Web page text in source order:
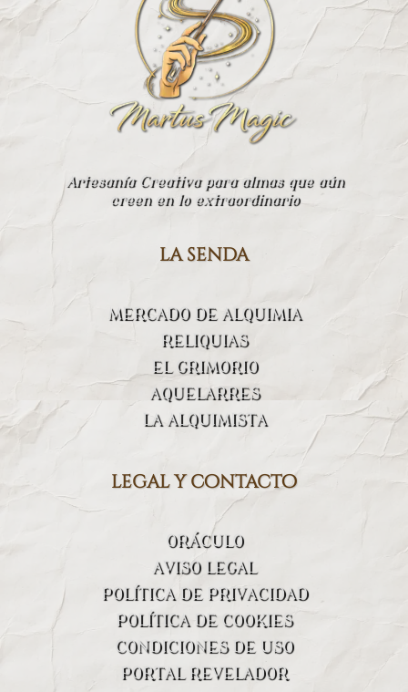
Artesanía Creativa para almas que aún
creen en lo extraordinario
la senda
MERCADO DE ALQUIMIA
RELIQUIAS
EL GRIMORIO
AQUELARRES
LA ALQUIMISTA
legal y contacto
ORÁCULO
AVISO LEGAL
POLÍTICA DE PRIVACIDAD
POLÍTICA DE COOKIES
CONDICIONES DE USO
PORTAL REVELADOR